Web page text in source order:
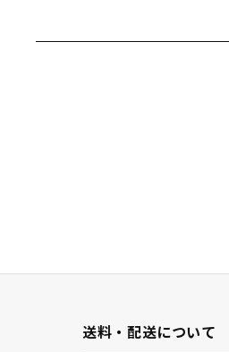
送料・配送について